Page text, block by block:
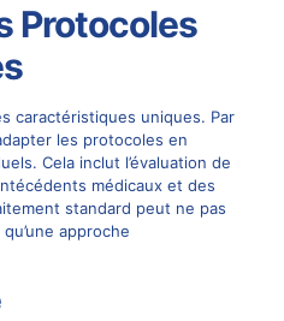
Protocoles
caractéristiques uniques. Par
les protocoles en
Cela inclut l’évaluation de
médicaux et des
standard peut ne pas
approche